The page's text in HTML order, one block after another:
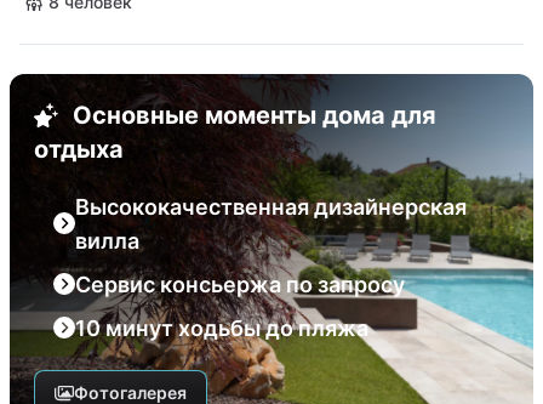
Основные моменты дома для
отдыха
Высококачественная дизайнерская
вилла
Сервис консьержа по запросу
10 минут ходьбы до пляжа
Фотогалерея